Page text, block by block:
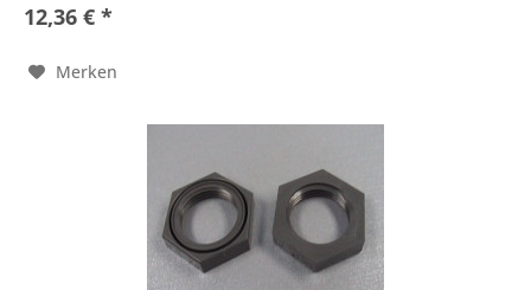
12,36 € *
Merken